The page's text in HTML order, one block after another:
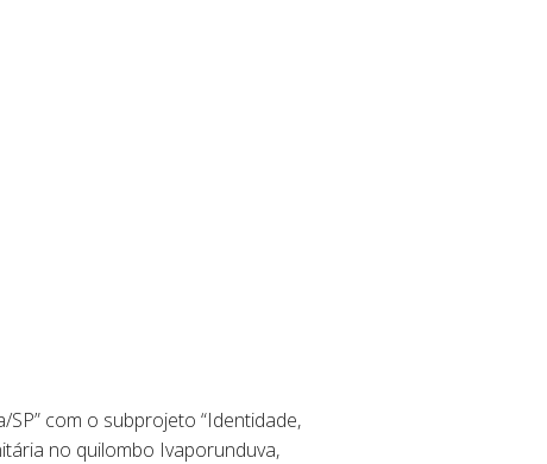
com o subprojeto “Identidade,
no quilombo Ivaporunduva,